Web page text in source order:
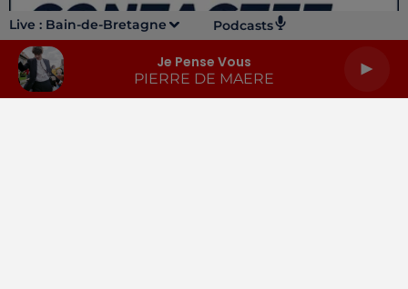
Live : Bain-de-Bretagne Podcasts
Je Pense Vous
PIERRE DE MAERE